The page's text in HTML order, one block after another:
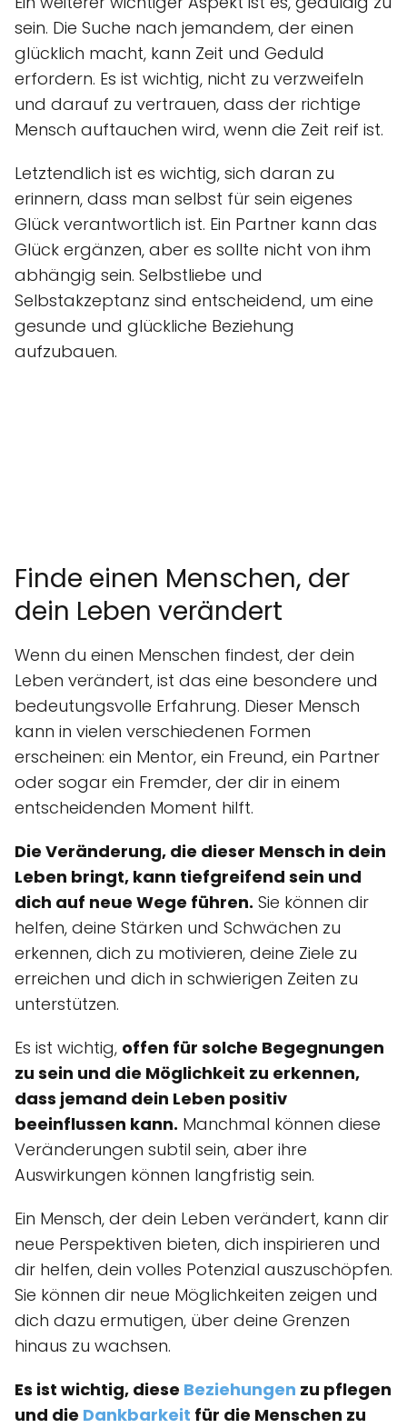
sein. Die Suche nach jemandem, der einen
glücklich macht, kann Zeit und Geduld
erfordern. Es ist wichtig, nicht zu verzweifeln
und darauf zu vertrauen, dass der richtige
Mensch auftauchen wird, wenn die Zeit reif ist.
Letztendlich ist es wichtig, sich daran zu
erinnern, dass man selbst für sein eigenes
Glück verantwortlich ist. Ein Partner kann das
Glück ergänzen, aber es sollte nicht von ihm
abhängig sein. Selbstliebe und
Selbstakzeptanz sind entscheidend, um eine
gesunde und glückliche Beziehung
aufzubauen.
Finde einen Menschen, der
dein Leben verändert
Wenn du einen Menschen findest, der dein
Leben verändert, ist das eine besondere und
bedeutungsvolle Erfahrung. Dieser Mensch
kann in vielen verschiedenen Formen
erscheinen: ein Mentor, ein Freund, ein Partner
oder sogar ein Fremder, der dir in einem
entscheidenden Moment hilft.
Die Veränderung, die dieser Mensch in dein
Leben bringt, kann tiefgreifend sein und
dich auf neue Wege führen. Sie können dir
helfen, deine Stärken und Schwächen zu
erkennen, dich zu motivieren, deine Ziele zu
erreichen und dich in schwierigen Zeiten zu
unterstützen.
Es ist wichtig, offen für solche Begegnungen
zu sein und die Möglichkeit zu erkennen,
dass jemand dein Leben positiv
beeinflussen kann. Manchmal können diese
Veränderungen subtil sein, aber ihre
Auswirkungen können langfristig sein.
Ein Mensch, der dein Leben verändert, kann dir
neue Perspektiven bieten, dich inspirieren und
dir helfen, dein volles Potenzial auszuschöpfen.
Sie können dir neue Möglichkeiten zeigen und
dich dazu ermutigen, über deine Grenzen
hinaus zu wachsen.
Es ist wichtig, diese Beziehungen zu pflegen
und die Dankbarkeit für die Menschen zu